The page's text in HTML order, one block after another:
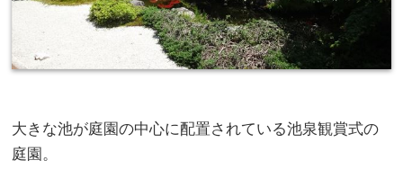
大きな池が庭園の中心に配置されている池泉観賞式の
庭園。